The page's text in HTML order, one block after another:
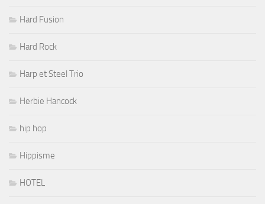
Hard Fusion
Hard Rock
Harp et Steel Trio
Herbie Hancock
hip hop
Hippisme
HOTEL